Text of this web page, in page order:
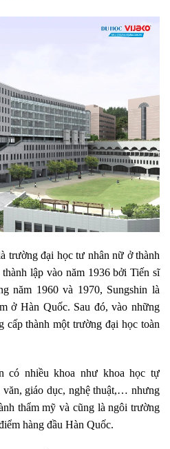
trường đại học tư nhân nữ ở thành
lập vào năm 1936 bởi Tiến sĩ
năm 1960 và 1970, Sungshin là
ở Hàn Quốc. Sau đó, vào những
cấp thành một trường đại học toàn
có nhiều khoa như khoa học tự
văn, giáo dục, nghệ thuật,… nhưng
thẩm mỹ và cũng là ngôi trường
hàng đầu Hàn Quốc.